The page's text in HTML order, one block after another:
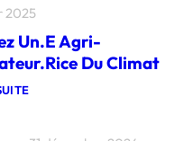
E
2025
Un.e Agri-
Du Climat